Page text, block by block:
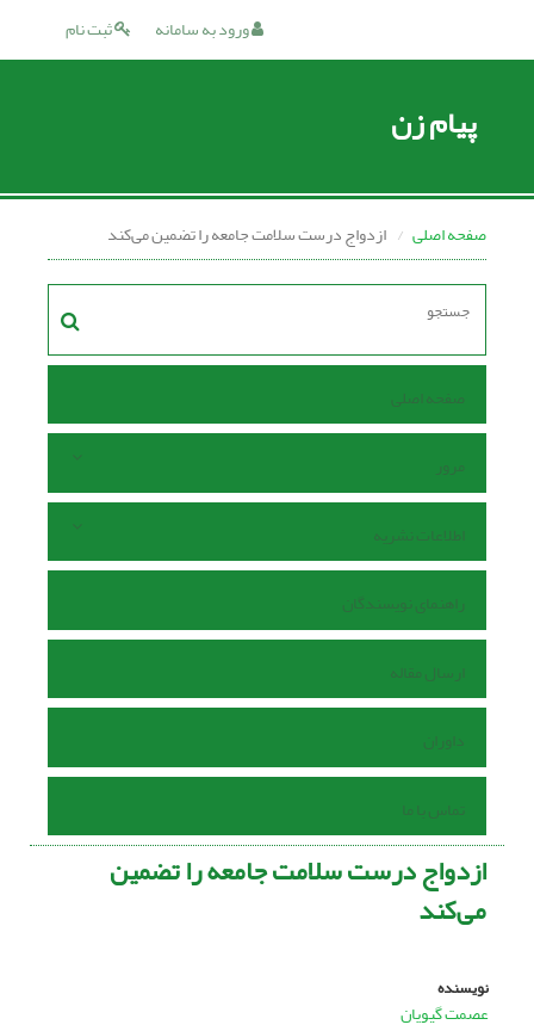
ثبت نام ورود به سامانه
پیام زن
صفحه اصلی ازدواج درست سلامت جامعه را تضمین می‌کند
صفحه اصلی
مرور
اطلاعات نشریه
راهنمای نویسندگان
ارسال مقاله
داوران
تماس با ما
ازدواج درست سلامت جامعه را تضمین
می‌کند
نویسنده
عصمت گیویان